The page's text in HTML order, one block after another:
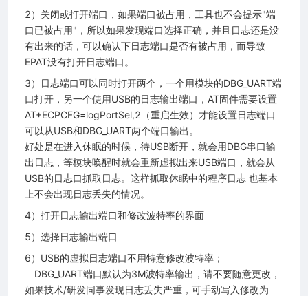
2）关闭或打开端口，如果端口被占用，工具也不会提示"端
口已被占用"，所以如果发现端口选择正确，并且日志还是没
有出来的话，可以确认下日志端口是否有被占用，而导致
EPAT没有打开日志端口。
3）日志端口可以同时打开两个，一个用模块的DBG_UART端
口打开，另一个使用USB的日志输出端口，AT固件需要设置
AT+ECPCFG=logPortSel,2（重启生效）才能设置日志端口
可以从USB和DBG_UART两个端口输出。
好处是在进入休眠的时候，待USB断开，就会用DBG串口输
出日志，等模块唤醒时就会重新虚拟出来USB端口，就会从
USB的日志口抓取日志。这样抓取休眠中的程序日志 也基本
上不会出现日志丢失的情况。
4）打开日志输出端口和修改波特率的界面
5）选择日志输出端口
6）USB的虚拟日志端口不用特意修改波特率；
DBG_UART端口默认为3M波特率输出，请不要随意更改，
如果技术/研发同事发现日志丢失严重，可手动写入修改为